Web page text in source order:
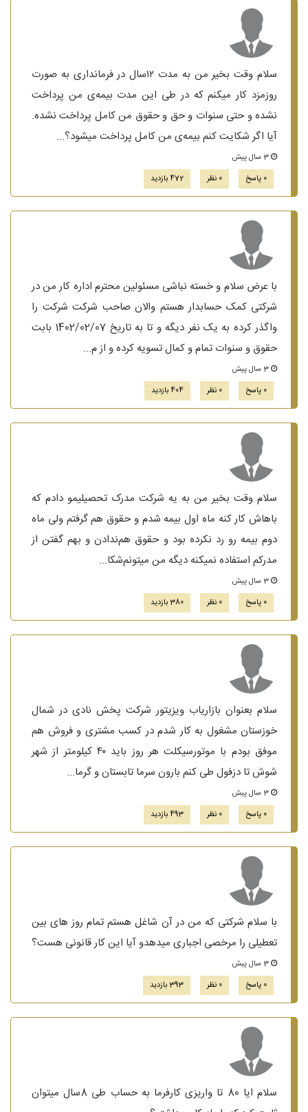
سلام وقت بخیر من به مدت ۱۲سال در فرمانداری به صورت
روزمزد کار میکنم که در طی این مدت بیمه‌ی من پرداخت
نشده و حتی سنوات و حق و حقوق من کامل پرداخت نشده.
آیا اگر شکایت کنم بیمه‌ی من کامل پرداخت میشود؟...
0 پاسخ
0 نظر 472 بازدید
با عرض سلام و خسته نباشی مسئولین محترم اداره کار من در
شرکتی کمک حسابدار هستم والان صاحب شرکت شرکت را
واگذر کرده به یک نفر دیگه و تا به تاریخ 1402/02/07 بابت
حقوق و سنوات تمام و کمال تسویه کرده و از م...
0 پاسخ
0 نظر 404 بازدید
سلام وقت بخیر من به یه شرکت مدرک تحصیلیمو دادم که
باهاش کار کنه ماه اول بیمه شدم و حقوق هم گرفتم ولی ماه
دوم بیمه رو رد نکرده بود و حقوق هم‌ندادن و بهم گفتن از
مدرکم استفاده نمیکنه دیگه من میتونم‌شکا...
0 پاسخ
0 نظر 380 بازدید
سلام بعنوان بازاریاب ویزیتور شرکت پخش نادی در شمال
خوزستان مشغول به کار شدم در کسب مشتری و فروش هم
موفق بودم با موتورسیکلت هر روز باید ۴۰ کیلومتر از شهر
شوش‌ تا دزفول طی کنم بارون سرما تابستان و گرما...
0 پاسخ
0 نظر 493 بازدید
با سلام شرکتی که من در آن شاغل هستم تمام روز های بین
تعطیلی را مرخصی اجباری میدهدو آیا این کار قانونی هست؟
0 پاسخ
0 نظر 393 بازدید
سلام ایا 80 تا واریزی کارفرما به حساب طی 8سال میتوان